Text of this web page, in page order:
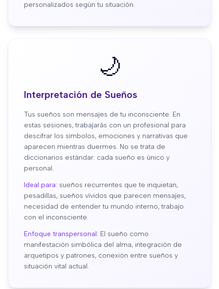
personalizados según tu situación.
🌙
Interpretación de Sueños
Tus sueños son mensajes de tu inconsciente. En
estas sesiones, trabajarás con un profesional para
descifrar los símbolos, emociones y narrativas que
aparecen mientras duermes. No se trata de
diccionarios estándar: cada sueño es único y
personal.
Ideal para: sueños recurrentes que te inquietan,
pesadillas, sueños vívidos que parecen mensajes,
necesidad de entender tu mundo interno, trabajo
con el inconsciente.
Enfoque transpersonal: El sueño como
manifestación simbólica del alma, integración de
arquetipos y patrones, conexión entre sueños y
situación vital actual.